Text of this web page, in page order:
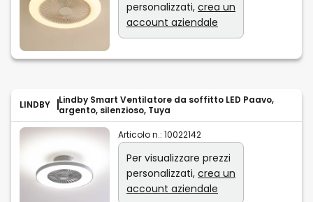
personalizzati, crea un
account aziendale
LINDBY
Lindby Smart Ventilatore da soffitto LED Paavo,
argento, silenzioso, Tuya
Articolo n.: 10022142
Per visualizzare prezzi
personalizzati, crea un
account aziendale